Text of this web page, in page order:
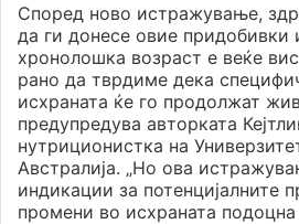
Според ново истражување,
да ги донесе овие придобивки
хронолошка возраст е веќе
рано да тврдиме дека
исхраната ќе го продолжат
предупредува авторката
нутриционистка на
Австралија. „Но ова
индикации за потенцијалните
промени во исхраната